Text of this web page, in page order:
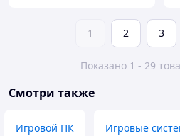
1 2 3
Показано 1 - 29
Смотри также
Игровой ПК Игровые